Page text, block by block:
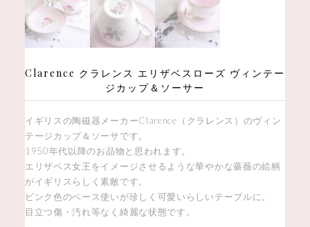
Clarence クラレンス エリザベスローズ ヴィンテー
ジカップ＆ソーサー
イギリスの陶磁器メーカーClarence（クラレンス）のヴィン
テージカップ＆ソーサです。
1950年代以降のお品物と思われます。
エリザベス女王をイメージさせるような華やかな薔薇の絵柄
がイギリスらしく素敵です。
ピンク色のベース使いが珍しく可愛いらしいテーブルに。
目立つ傷・汚れ等なく綺麗な状態です。